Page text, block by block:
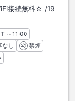
接続無料☆ /19
チェックアウト
～11:00
なし
禁煙